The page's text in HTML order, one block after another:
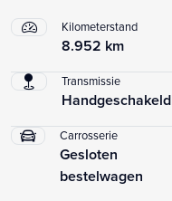
Kilometerstand
8.952 km
Transmissie
Handgeschakeld
Carrosserie
Gesloten
bestelwagen